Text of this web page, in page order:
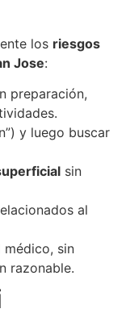
los riesgos
Jose:
preparación,
y luego buscar
sin
al
médico, sin
razonable.